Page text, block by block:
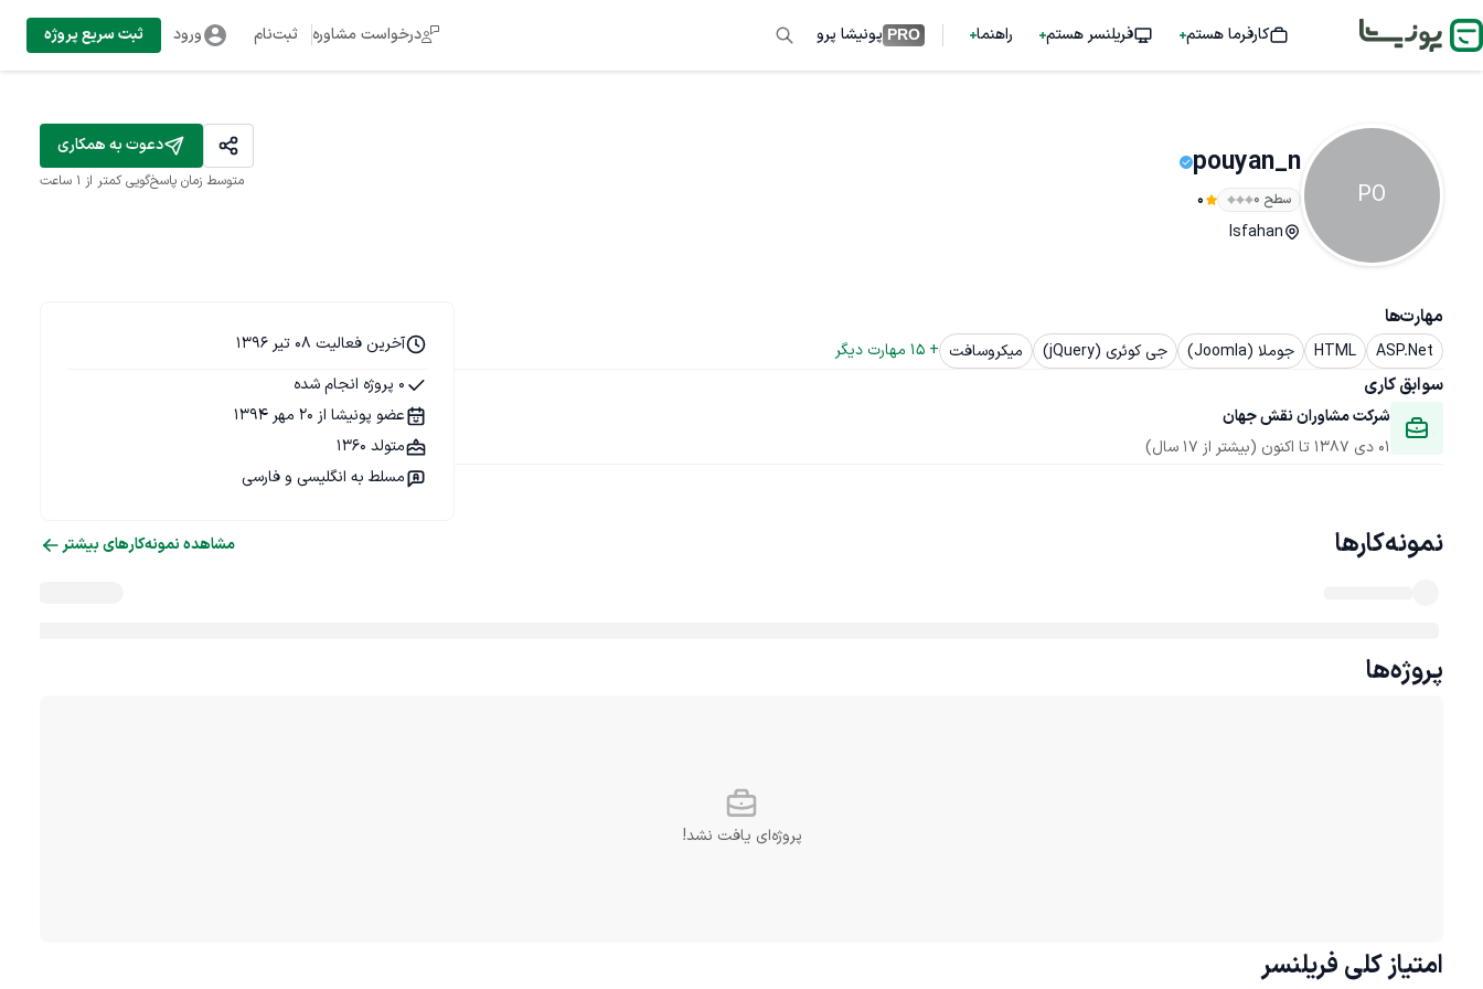
کارفرما هستم فریلنسر هستم راهنما PRO پونیشا پرو درخواست مشاوره ثبت‌نام ورود ثبت سریع پروژه
PO
pouyan_n
سطح ۰ 0
Isfahan
دعوت به همکاری
متوسط زمان پاسخ‌گویی کمتر از 1 ساعت
مهارت‌ها
ASP.Net
HTML جوملا (Joomla) جی کوئری (jQuery) میکروسافت +
15 مهارت دیگر
سوابق کاری
شرکت مشاوران نقش جهان
01 دی 1387
تا اکنون (بیشتر از 17 سال)
آخرین فعالیت 08 تیر 1396
0 پروژه انجام شده
عضو پونیشا از 20 مهر 1394
متولد 1360
مسلط به انگلیسی و فارسی
نمونه‌کارها مشاهده نمونه‌کارهای بیشتر
پروژه‌ها
پروژه‌ای یافت نشد!
امتیاز کلی فریلنسر